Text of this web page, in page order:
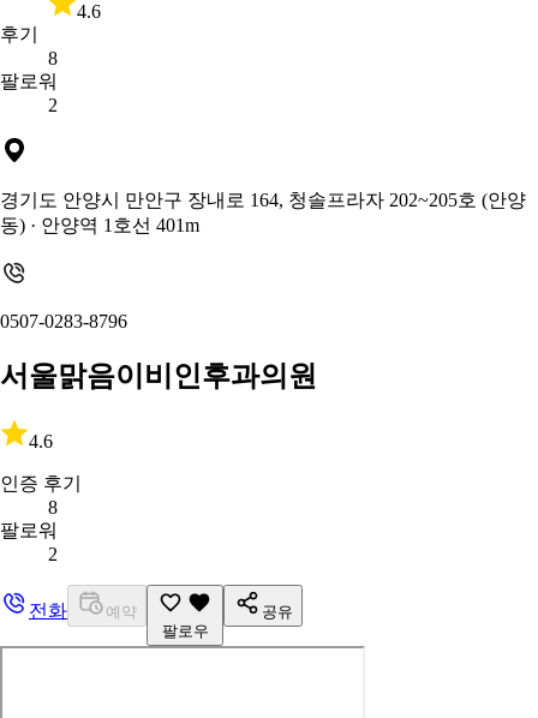
4.6
후기
8
팔로워
2
경기도 안양시 만안구 장내로 164, 청솔프라자 202~205호 (안양
동) · 안양역 1호선 401m
0507-0283-8796
서울맑음이비인후과의원
4.6
인증 후기
8
팔로워
2
전화
예약
팔로우
공유